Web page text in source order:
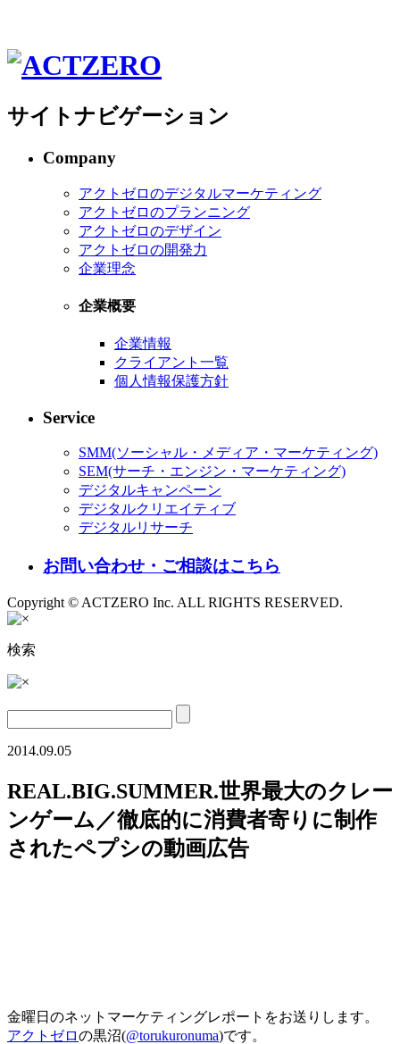
サイトナビゲーション
Company
アクトゼロのデジタルマーケティング
アクトゼロのプランニング
アクトゼロのデザイン
アクトゼロの開発力
企業理念
企業概要
企業情報
クライアント一覧
個人情報保護方針
Service
SMM(ソーシャル・メディア・マーケティング)
SEM(サーチ・エンジン・マーケティング)
デジタルキャンペーン
デジタルクリエイティブ
デジタルリサーチ
お問い合わせ・ご相談はこちら
Copyright © ACTZERO Inc. ALL RIGHTS RESERVED.
検索
2014.09.05
REAL.BIG.SUMMER.世界最大のクレー
ンゲーム／徹底的に消費者寄りに制作
されたペプシの動画広告
金曜日のネットマーケティングレポートをお送りします。
アクトゼロの黒沼(@torukuronuma)です。